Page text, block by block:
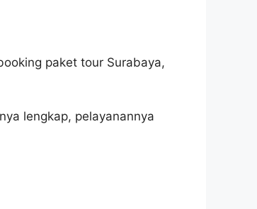
paket tour Surabaya,
lengkap, pelayanannya